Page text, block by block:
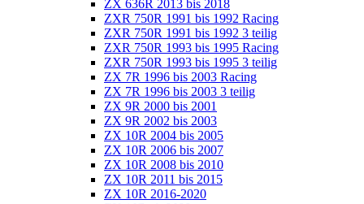
ZX 636R 2013 bis 2018
ZXR 750R 1991 bis 1992 Racing
ZXR 750R 1991 bis 1992 3 teilig
ZXR 750R 1993 bis 1995 Racing
ZXR 750R 1993 bis 1995 3 teilig
ZX 7R 1996 bis 2003 Racing
ZX 7R 1996 bis 2003 3 teilig
ZX 9R 2000 bis 2001
ZX 9R 2002 bis 2003
ZX 10R 2004 bis 2005
ZX 10R 2006 bis 2007
ZX 10R 2008 bis 2010
ZX 10R 2011 bis 2015
ZX 10R 2016-2020